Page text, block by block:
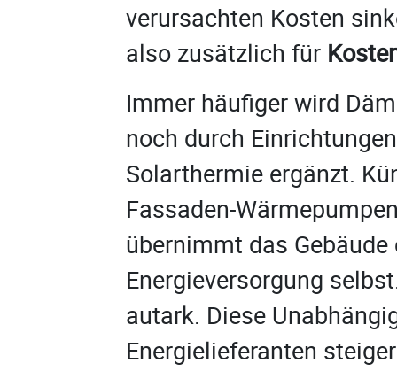
verursachten Kosten
also zusätzlich für
Immer häufiger wird
noch durch
Solarthermie ergänzt.
Fassaden-
übernimmt das Gebäude
Energieversorgung
autark. Diese
Energielieferanten